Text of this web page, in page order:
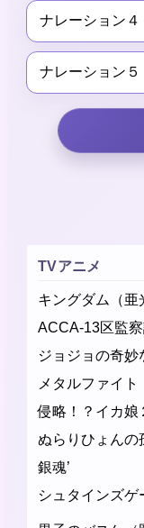
ナレーション４
ナレーション５
TVアニメ
キングダム（亜
ACCA-13区監察
ジョジョの奇妙
メタルファイ
侵略！？イカ娘
ぬらりひょんの
銀魂’
シュタインズゲ